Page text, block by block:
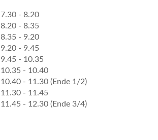
7.30 - 8.20
8.20 - 8.35
8.35 - 9.20
9.20 - 9.45
9.45 - 10.35
10.35 - 10.40
10.40 - 11.30 (Ende 1/2)
11.30 - 11.45
11.45 - 12.30 (Ende 3/4)